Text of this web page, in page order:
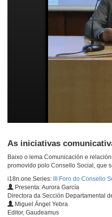
As iniciativas
Baixo o lema Comunicación e
promovido polo Consello Social, que
i18n.one.Series:
III Foro do Consello
Presenta: Aurora García
Directora da Sección Departamental
Miguel Ángel Yebra
Editor, Gaudeamus